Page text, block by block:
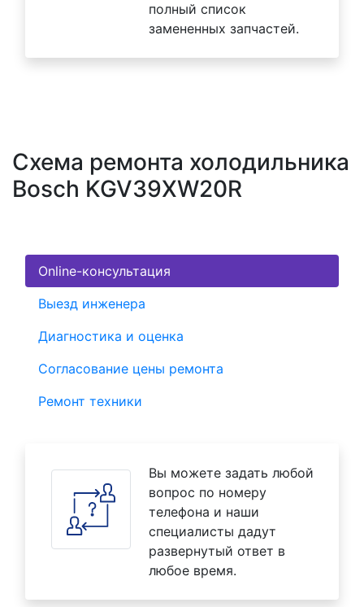
полный список
замененных запчастей.
Схема ремонта холодильника
Bosch KGV39XW20R
Online-консультация
Выезд инженера
Диагностика и оценка
Согласование цены ремонта
Ремонт техники
Вы можете задать любой
вопрос по номеру
телефона и наши
специалисты дадут
развернутый ответ в
любое время.